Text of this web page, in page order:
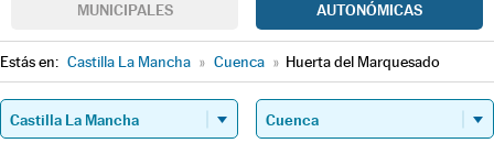
MUNICIPALES AUTONÓMICAS
Estás en: Castilla La Mancha » Cuenca » Huerta del Marquesado